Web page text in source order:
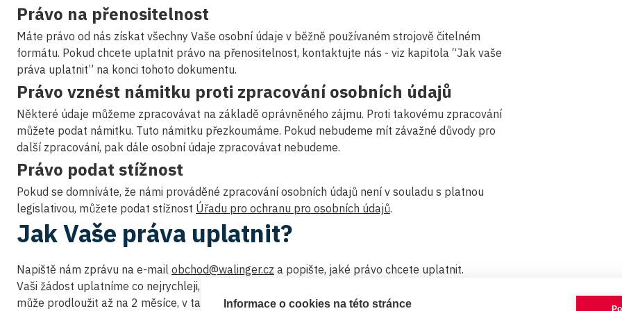
Právo na přenositelnost
Máte právo od nás získat všechny Vaše osobní údaje v běžně používaném strojově čitelném
formátu. Pokud chcete uplatnit právo na přenositelnost, kontaktujte nás - viz kapitola “Jak vaše
práva uplatnit” na konci tohoto dokumentu.
Právo vznést námitku proti zpracování osobních údajů
Některé údaje můžeme zpracovávat na základě oprávněného zájmu. Proti takovému zpracování
můžete podat námitku. Tuto námitku přezkoumáme. Pokud nebudeme mít závažné důvody pro
další zpracování, pak dále osobní údaje zpracovávat nebudeme.
Právo podat stížnost
Pokud se domníváte, že námi prováděné zpracování osobních údajů není v souladu s platnou
legislativou, můžete podat stížnost Úřadu pro ochranu pro osobních údajů.
Jak Vaše práva uplatnit?
Napiště nám zprávu na e-mail obchod@walinger.cz a popište, jaké právo chcete uplatnit.
Vaši žádost uplatníme co nejrychleji, nejvýše ale do 30 dnů. Ve výjimečných případech se doba
může prodloužit až na 2 měsíce, v takovém případě vás ale budeme informovat.
Informace o cookies na této stránce